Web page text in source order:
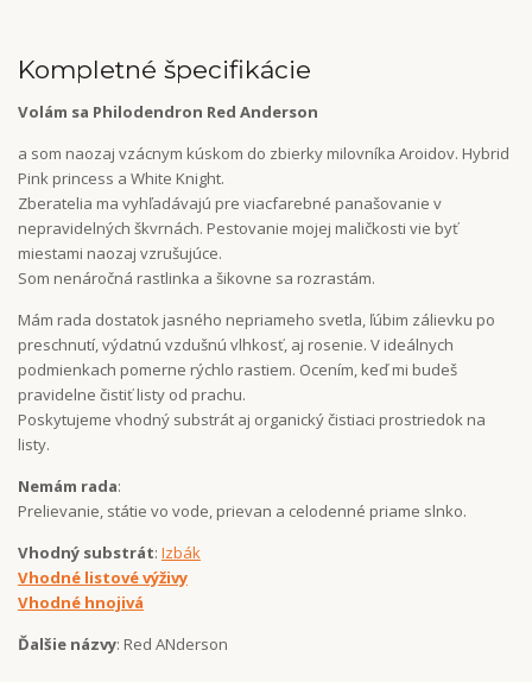
Kompletné špecifikácie
Volám sa Philodendron Red Anderson
a som naozaj vzácnym kúskom do zbierky milovníka Aroidov. Hybrid
Pink princess a White Knight.
Zberatelia ma vyhľadávajú pre viacfarebné panašovanie v
nepravidelných škvrnách. Pestovanie mojej maličkosti vie byť
miestami naozaj vzrušujúce.
Som nenáročná rastlinka a šikovne sa rozrastám.
Mám rada dostatok jasného nepriameho svetla, ľúbim zálievku po
preschnutí, výdatnú vzdušnú vlhkosť, aj rosenie. V ideálnych
podmienkach pomerne rýchlo rastiem. Ocením, keď mi budeš
pravidelne čistiť listy od prachu.
Poskytujeme vhodný substrát aj organický čistiaci prostriedok na
listy.
Nemám rada:
Prelievanie, státie vo vode, prievan a celodenné priame slnko.
Vhodný substrát: Izbák
Vhodné listové výživy
Vhodné hnojivá
Ďalšie názvy: Red ANderson